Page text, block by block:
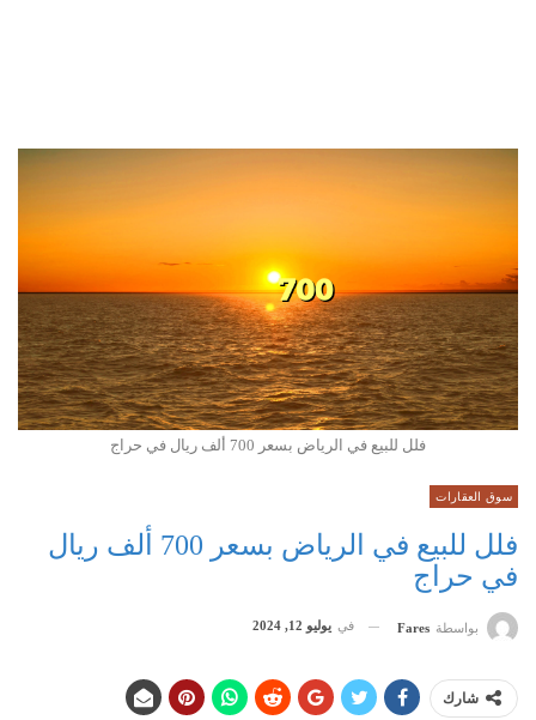
فلل للبيع في الرياض بسعر 700 ألف ريال في حراج
سوق العقارات
فلل للبيع في الرياض بسعر 700 ألف ريال
في حراج
بواسطة Fares في يوليو 12, 2024
شارك